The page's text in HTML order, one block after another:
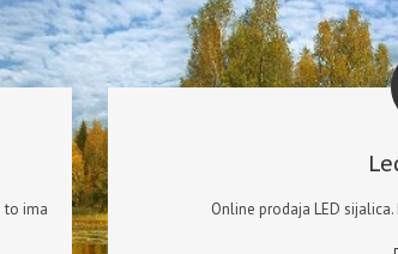
to ima
Online prodaja LED